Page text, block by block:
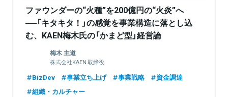
ファウンダーの“火種”を200億円の“火炎”へ
──「キタキタ！」の感覚を事業構造に落とし込
む、KAEN梅木氏の「かまど型」経営論
【FastGrowジョニーが聞く】
梅木 主道
株式会社KAEN 取締役
BizDev 事業立ち上げ 事業戦略
資金調達
組織・カルチャー